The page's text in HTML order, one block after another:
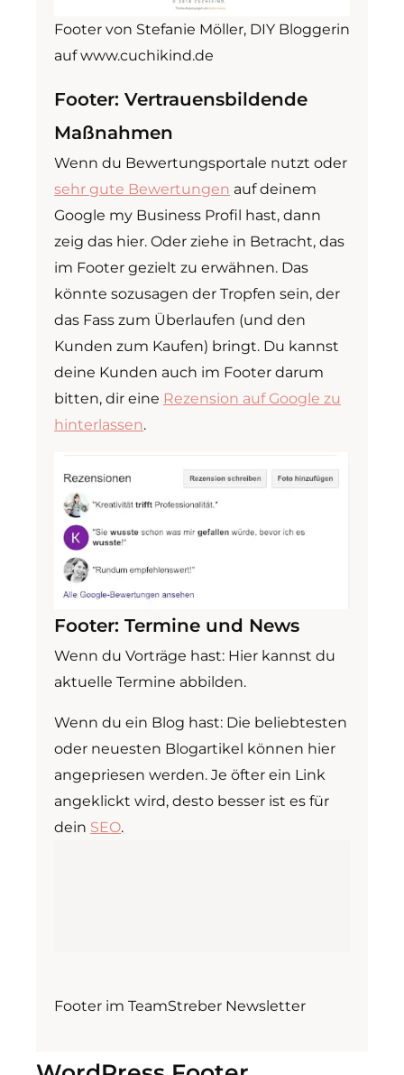
Footer von Stefanie Möller, DIY Bloggerin
auf www.cuchikind.de
Footer: Vertrauensbildende
Maßnahmen
Wenn du Bewertungsportale nutzt oder
sehr gute Bewertungen auf deinem
Google my Business Profil hast, dann
zeig das hier. Oder ziehe in Betracht, das
im Footer gezielt zu erwähnen. Das
könnte sozusagen der Tropfen sein, der
das Fass zum Überlaufen (und den
Kunden zum Kaufen) bringt. Du kannst
deine Kunden auch im Footer darum
bitten, dir eine Rezension auf Google zu
hinterlassen.
Footer: Termine und News
Wenn du Vorträge hast: Hier kannst du
aktuelle Termine abbilden.
Wenn du ein Blog hast: Die beliebtesten
oder neuesten Blogartikel können hier
angepriesen werden. Je öfter ein Link
angeklickt wird, desto besser ist es für
dein SEO.
Footer im TeamStreber Newsletter